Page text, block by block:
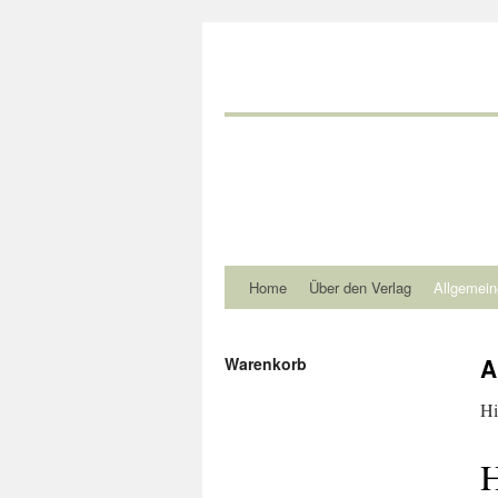
Home Über den Verlag
Warenkorb